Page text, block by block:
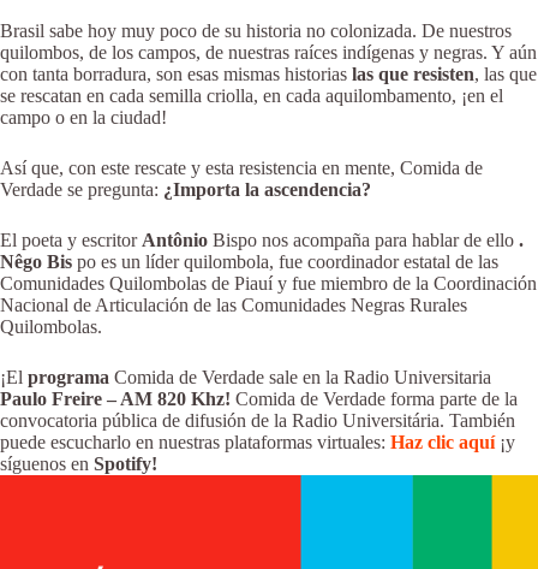
Brasil sabe hoy muy poco de su historia no colonizada. De nuestros
quilombos, de los campos, de nuestras raíces indígenas y negras. Y aún
con tanta borradura, son esas mismas historias las que resisten, las que
se rescatan en cada semilla criolla, en cada aquilombamento, ¡en el
campo o en la ciudad!
Así que, con este rescate y esta resistencia en mente, Comida de
Verdade se pregunta: ¿Importa la ascendencia?
El poeta y escritor Antônio Bispo nos acompaña para hablar de ello .
Nêgo Bis po es un líder quilombola, fue coordinador estatal de las
Comunidades Quilombolas de Piauí y fue miembro de la Coordinación
Nacional de Articulación de las Comunidades Negras Rurales
Quilombolas.
¡El programa Comida de Verdade sale en la Radio Universitaria
Paulo Freire – AM 820 Khz! Comida de Verdade forma parte de la
convocatoria pública de difusión de la Radio Universitária. También
puede escucharlo en nuestras plataformas virtuales: Haz clic aquí ¡y
síguenos en Spotify!